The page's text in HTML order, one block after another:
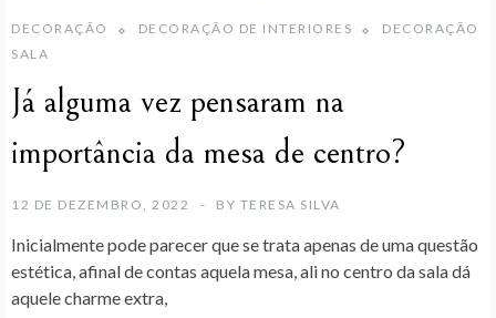
DECORAÇÃO DECORAÇÃO DE INTERIORES
DECORAÇÃO
SALA
Já alguma vez pensaram na
importância da mesa de centro?
12 DE DEZEMBRO, 2022 BY TERESA SILVA
Inicialmente pode parecer que se trata apenas de uma questão
estética, afinal de contas aquela mesa, ali no centro da sala dá
aquele charme extra,